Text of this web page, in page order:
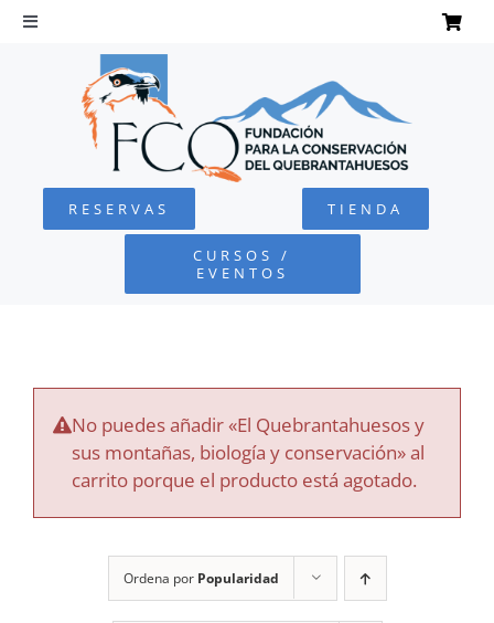
Saltar
Toggle
Navigation
QUEBRANTAHUESOS
FUNDACIÓN
COLABORA
RECURSOS
RESERVAS TIENDA
CURSOS /
EVENTOS
No puedes añadir «El Quebrantahuesos y
sus montañas, biología y conservación» al
carrito porque el producto está agotado.
Ordena por Popularidad